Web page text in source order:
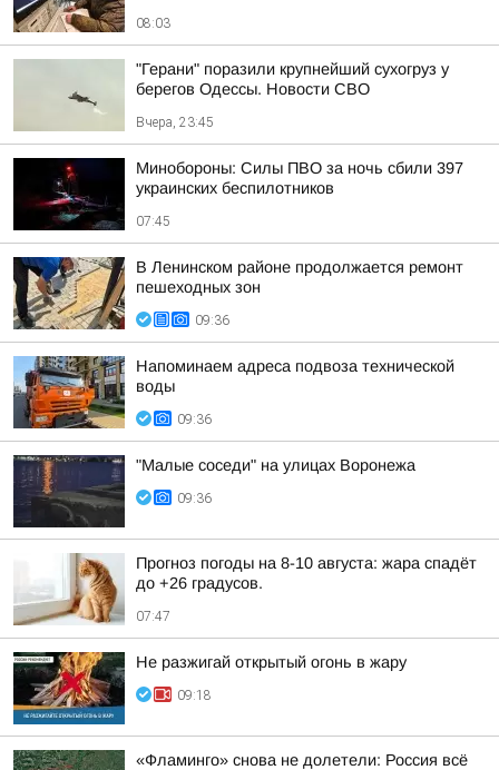
08:03
"Герани" поразили крупнейший сухогруз у
берегов Одессы. Новости СВО
Вчера, 23:45
Минобороны: Силы ПВО за ночь сбили 397
украинских беспилотников
07:45
В Ленинском районе продолжается ремонт
пешеходных зон
09:36
Напоминаем адреса подвоза технической
воды
09:36
"Малые соседи" на улицах Воронежа
09:36
Прогноз погоды на 8-10 августа: жара спадёт
до +26 градусов.
07:47
Не разжигай открытый огонь в жару
09:18
«Фламинго» снова не долетели: Россия всё